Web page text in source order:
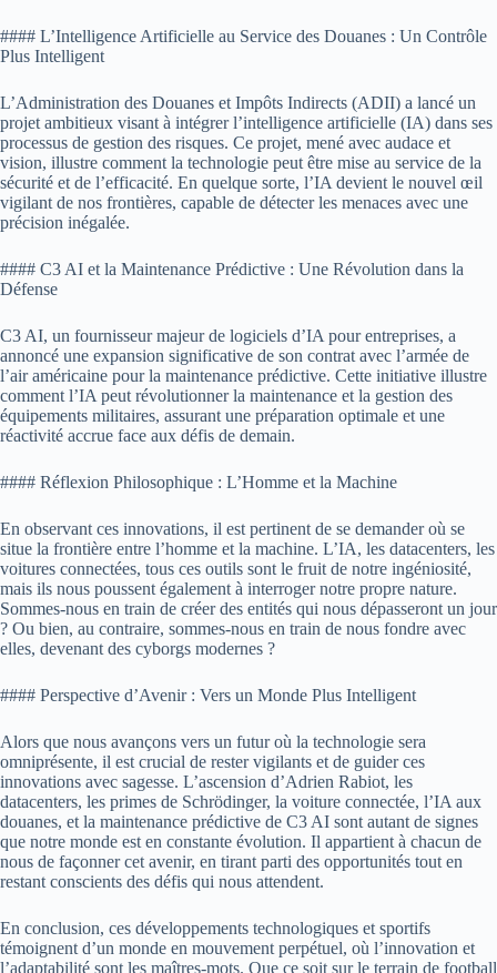
#### L’Intelligence Artificielle au Service des Douanes : Un Contrôle
Plus Intelligent
L’Administration des Douanes et Impôts Indirects (ADII) a lancé un
projet ambitieux visant à intégrer l’intelligence artificielle (IA) dans ses
processus de gestion des risques. Ce projet, mené avec audace et
vision, illustre comment la technologie peut être mise au service de la
sécurité et de l’efficacité. En quelque sorte, l’IA devient le nouvel œil
vigilant de nos frontières, capable de détecter les menaces avec une
précision inégalée.
#### C3 AI et la Maintenance Prédictive : Une Révolution dans la
Défense
C3 AI, un fournisseur majeur de logiciels d’IA pour entreprises, a
annoncé une expansion significative de son contrat avec l’armée de
l’air américaine pour la maintenance prédictive. Cette initiative illustre
comment l’IA peut révolutionner la maintenance et la gestion des
équipements militaires, assurant une préparation optimale et une
réactivité accrue face aux défis de demain.
#### Réflexion Philosophique : L’Homme et la Machine
En observant ces innovations, il est pertinent de se demander où se
situe la frontière entre l’homme et la machine. L’IA, les datacenters, les
voitures connectées, tous ces outils sont le fruit de notre ingéniosité,
mais ils nous poussent également à interroger notre propre nature.
Sommes-nous en train de créer des entités qui nous dépasseront un jour
? Ou bien, au contraire, sommes-nous en train de nous fondre avec
elles, devenant des cyborgs modernes ?
#### Perspective d’Avenir : Vers un Monde Plus Intelligent
Alors que nous avançons vers un futur où la technologie sera
omniprésente, il est crucial de rester vigilants et de guider ces
innovations avec sagesse. L’ascension d’Adrien Rabiot, les
datacenters, les primes de Schrödinger, la voiture connectée, l’IA aux
douanes, et la maintenance prédictive de C3 AI sont autant de signes
que notre monde est en constante évolution. Il appartient à chacun de
nous de façonner cet avenir, en tirant parti des opportunités tout en
restant conscients des défis qui nous attendent.
En conclusion, ces développements technologiques et sportifs
témoignent d’un monde en mouvement perpétuel, où l’innovation et
l’adaptabilité sont les maîtres-mots. Que ce soit sur le terrain de football